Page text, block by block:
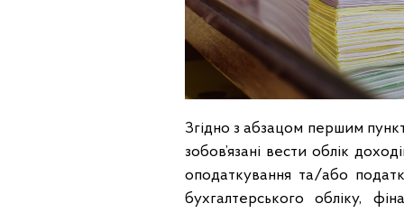
Згідно з абзацом першим
зобов’язані вести облік
оподаткування та/або
бухгалтерського обліку,